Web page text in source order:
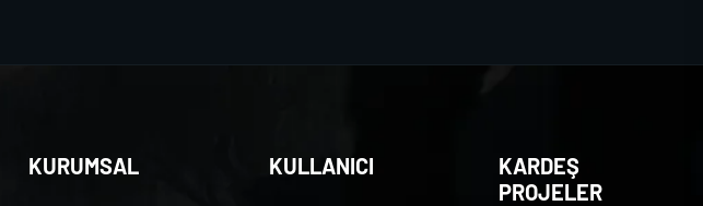
KURUMSAL KULLANICI
KARDEŞ
PROJELER